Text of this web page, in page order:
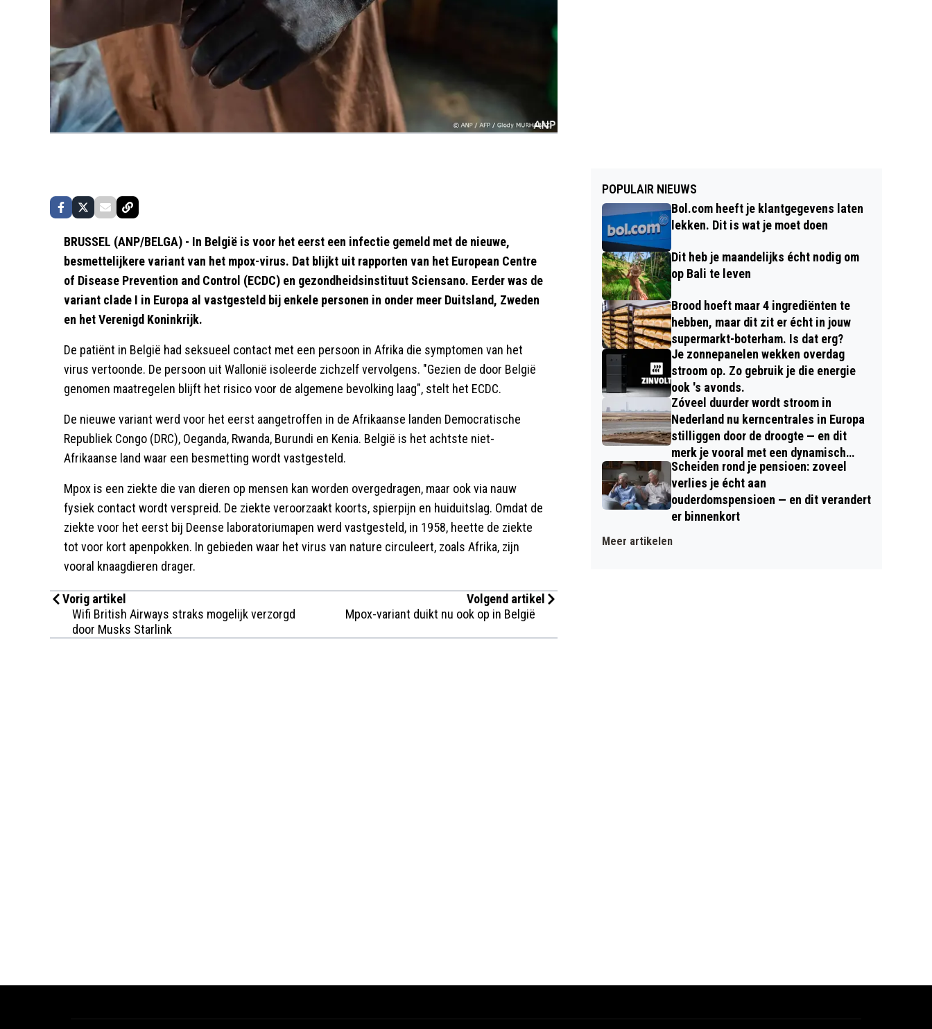
BRUSSEL (ANP/BELGA) - In België is voor het eerst een infectie gemeld met de nieuwe,
besmettelijkere variant van het mpox-virus. Dat blijkt uit rapporten van het European Centre
of Disease Prevention and Control (ECDC) en gezondheidsinstituut Sciensano. Eerder was de
variant clade I in Europa al vastgesteld bij enkele personen in onder meer Duitsland, Zweden
en het Verenigd Koninkrijk.
De patiënt in België had seksueel contact met een persoon in Afrika die symptomen van het
virus vertoonde. De persoon uit Wallonië isoleerde zichzelf vervolgens. "Gezien de door België
genomen maatregelen blijft het risico voor de algemene bevolking laag", stelt het ECDC.
De nieuwe variant werd voor het eerst aangetroffen in de Afrikaanse landen Democratische
Republiek Congo (DRC), Oeganda, Rwanda, Burundi en Kenia. België is het achtste niet-
Afrikaanse land waar een besmetting wordt vastgesteld.
Mpox is een ziekte die van dieren op mensen kan worden overgedragen, maar ook via nauw
fysiek contact wordt verspreid. De ziekte veroorzaakt koorts, spierpijn en huiduitslag. Omdat de
ziekte voor het eerst bij Deense laboratoriumapen werd vastgesteld, in 1958, heette de ziekte
tot voor kort apenpokken. In gebieden waar het virus van nature circuleert, zoals Afrika, zijn
vooral knaagdieren drager.
Vorig artikel
Wifi British Airways straks mogelijk verzorgd
door Musks Starlink
Volgend artikel
Mpox-variant duikt nu ook op in België
POPULAIR NIEUWS
Bol.com heeft je klantgegevens laten
lekken. Dit is wat je moet doen
Dit heb je maandelijks écht nodig om
op Bali te leven
Brood hoeft maar 4 ingrediënten te
hebben, maar dit zit er écht in jouw
supermarkt-boterham. Is dat erg?
Je zonnepanelen wekken overdag
stroom op. Zo gebruik je die energie
ook 's avonds.
Zóveel duurder wordt stroom in
Nederland nu kerncentrales in Europa
stilliggen door de droogte — en dit
merk je vooral met een dynamisch
contract
Scheiden rond je pensioen: zoveel
verlies je écht aan
ouderdomspensioen — en dit verandert
er binnenkort
Meer artikelen